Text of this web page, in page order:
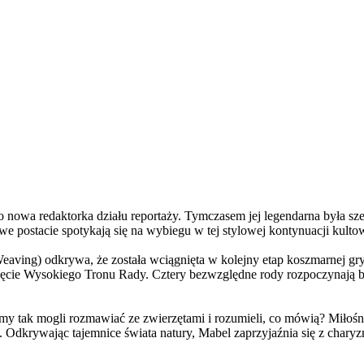
redaktorka działu reportaży. Tymczasem jej legendarna była
postacie spotykają się na wybiegu w tej stylowej kontynuacji
odkrywa, że została wciągnięta w kolejny etap koszmarnej
Wysokiego Tronu Rady. Cztery bezwzględne rody
tak mogli rozmawiać ze zwierzętami i rozumieli, co mówią?
tajemnice świata natury, Mabel zaprzyjaźnia się z